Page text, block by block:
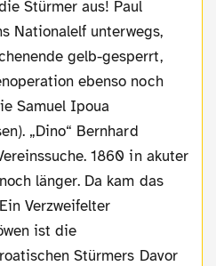
Nationalelf unterwegs,
gelb-gesperrt,
ebenso noch
Samuel Ipoua
„Dino“ Bernhard
1860 in akuter
länger. Da kam das
Verzweifelter
ist die
Stürmers Davor